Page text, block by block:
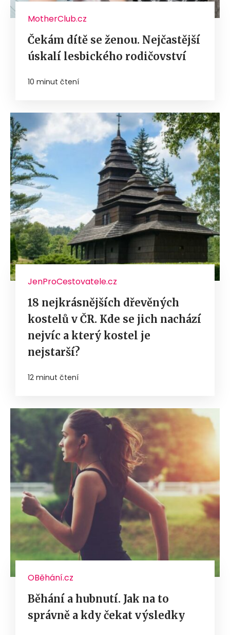
MotherClub.cz
Čekám dítě se ženou. Nejčastější
úskalí lesbického rodičovství
10 minut čtení
JenProCestovatele.cz
18 nejkrásnějších dřevěných
kostelů v ČR. Kde se jich nachází
nejvíc a který kostel je
nejstarší?
12 minut čtení
OBěhání.cz
Běhání a hubnutí. Jak na to
správně a kdy čekat výsledky